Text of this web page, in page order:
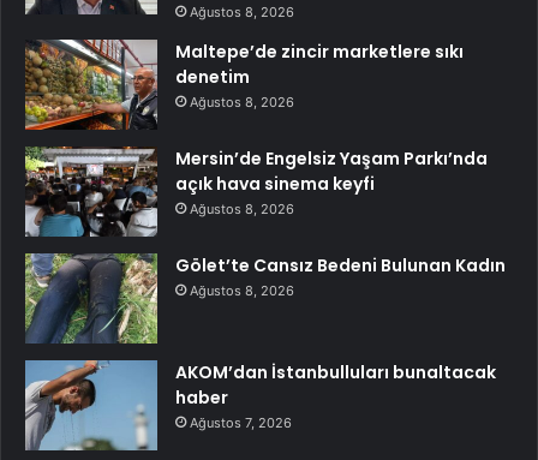
Ağustos 8, 2026
Maltepe’de zincir marketlere sıkı
denetim
Ağustos 8, 2026
Mersin’de Engelsiz Yaşam Parkı’nda
açık hava sinema keyfi
Ağustos 8, 2026
Gölet’te Cansız Bedeni Bulunan Kadın
Ağustos 8, 2026
AKOM’dan İstanbulluları bunaltacak
haber
Ağustos 7, 2026